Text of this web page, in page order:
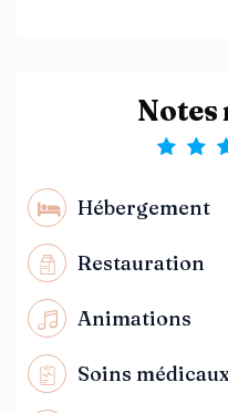
Notes
Hébergement
Restauration
Animations
Soins